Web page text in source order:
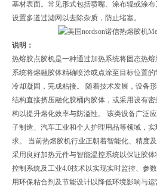
基材表面。常见形式包括喷嘴、涂布辊或涂
设置多道过滤网以去除杂质，防止堵塞。
说明：
热熔胶点胶机是一种通过加热系统将固态热
系统将熔融胶体精确喷涂或点涂至目标位置
冷却凝固，完成粘接。 随着技术发展，设备
结构直接挤压融化胶桶内胶体，或采用设有
构以提升熔化效率与防溢性。 该类设备广泛
子制造、汽车工业和个人护理用品等领域，
求。 当前热熔胶机行业正朝着智能化、精度
采用良好加热元件与智能温控系统以保证胶体
控制系统及工业4.0技术以实现实时监控、参
用环保粘合剂及节能设计以降低环境影响与运